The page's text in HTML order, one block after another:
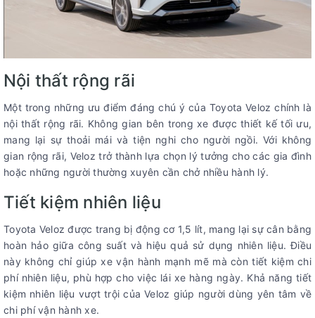
Nội thất rộng rãi
Một trong những ưu điểm đáng chú ý của Toyota Veloz chính là
nội thất rộng rãi. Không gian bên trong xe được thiết kế tối ưu,
mang lại sự thoải mái và tiện nghi cho người ngồi. Với không
gian rộng rãi, Veloz trở thành lựa chọn lý tưởng cho các gia đình
hoặc những người thường xuyên cần chở nhiều hành lý.
Tiết kiệm nhiên liệu
Toyota Veloz được trang bị động cơ 1,5 lít, mang lại sự cân bằng
hoàn hảo giữa công suất và hiệu quả sử dụng nhiên liệu. Điều
này không chỉ giúp xe vận hành mạnh mẽ mà còn tiết kiệm chi
phí nhiên liệu, phù hợp cho việc lái xe hàng ngày. Khả năng tiết
kiệm nhiên liệu vượt trội của Veloz giúp người dùng yên tâm về
chi phí vận hành xe.